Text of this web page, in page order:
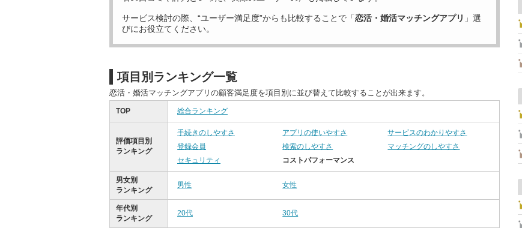
サービス検討の際、“ユーザー満足度”からも比較することで「恋活・婚活マッチングアプリ 」選
びにお役立てください。
項目別ランキング一覧
恋活・婚活マッチングアプリの顧客満足度を項目別に並び替えて比較することが出来ます。
TOP 総合ランキング
評価項目別
ランキング
手続きのしやすさ アプリの使いやすさ
サービスのわかりやすさ
登録会員
検索のしやすさ
マッチングのしやすさ
セキュリティ
コストパフォーマンス
男女別
ランキング
男性 女性
年代別
ランキング
20代 30代